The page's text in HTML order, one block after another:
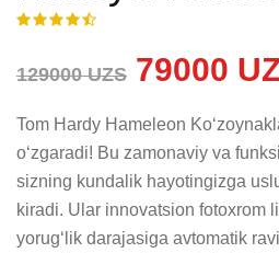
129000 UZS 79000
Tom Hardy Hameleon
o‘zgaradi! Bu zamonaviy va
sizning kundalik hayotingizga
kiradi. Ular innovatsion fotoxrom
yorug‘lik darajasiga avtomatik